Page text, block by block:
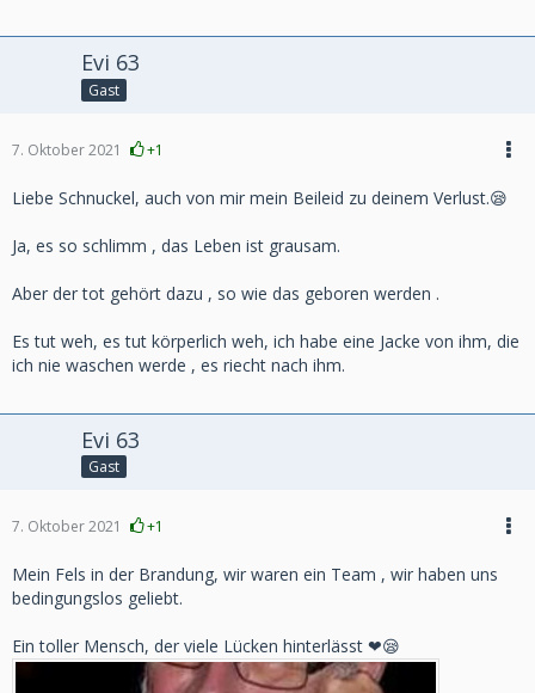
Evi 63
Gast
7. Oktober 2021 +1
Liebe Schnuckel, auch von mir mein Beileid zu deinem Verlust.😪
Ja, es so schlimm , das Leben ist grausam.
Aber der tot gehört dazu , so wie das geboren werden .
Es tut weh, es tut körperlich weh, ich habe eine Jacke von ihm, die
ich nie waschen werde , es riecht nach ihm.
Evi 63
Gast
7. Oktober 2021 +1
Mein Fels in der Brandung, wir waren ein Team , wir haben uns
bedingungslos geliebt.
Ein toller Mensch, der viele Lücken hinterlässt ❤😪